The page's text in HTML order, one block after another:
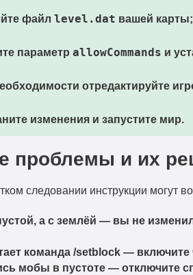
файл level.dat вашей карты;
параметр allowCommands и
отредактируйте
изменения и запустите мир.
проблемы и их
следовании инструкции могут
а с землёй — вы не
команда /setblock — включите
мобы в пустоте — отключите